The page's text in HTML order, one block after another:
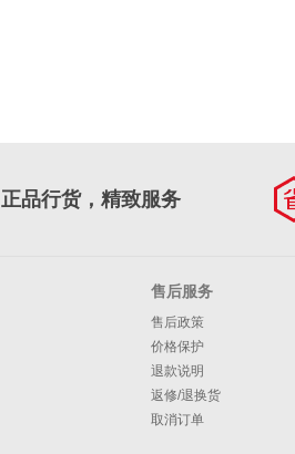
正品行货，精致服务
售后服务
售后政策
价格保护
退款说明
返修/退换货
取消订单